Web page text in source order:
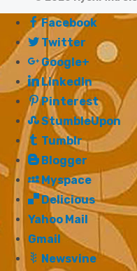
Facebook
Twitter
Google+
LinkedIn
Pinterest
StumbleUpon
Tumblr
Blogger
Myspace
Delicious
Yahoo Mail
Gmail
Newsvine